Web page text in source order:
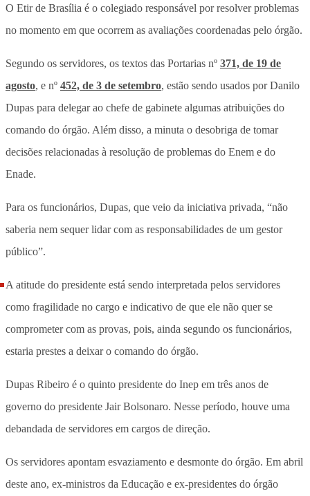
O Etir de Brasília é o colegiado responsável por resolver problemas
no momento em que ocorrem as avaliações coordenadas pelo órgão.
Segundo os servidores, os textos das Portarias nº 371, de 19 de
agosto, e nº 452, de 3 de setembro, estão sendo usados por Danilo
Dupas para delegar ao chefe de gabinete algumas atribuições do
comando do órgão. Além disso, a minuta o desobriga de tomar
decisões relacionadas à resolução de problemas do Enem e do
Enade.
Para os funcionários, Dupas, que veio da iniciativa privada, “não
saberia nem sequer lidar com as responsabilidades de um gestor
público”.
A atitude do presidente está sendo interpretada pelos servidores
como fragilidade no cargo e indicativo de que ele não quer se
comprometer com as provas, pois, ainda segundo os funcionários,
estaria prestes a deixar o comando do órgão.
Dupas Ribeiro é o quinto presidente do Inep em três anos de
governo do presidente Jair Bolsonaro. Nesse período, houve uma
debandada de servidores em cargos de direção.
Os servidores apontam esvaziamento e desmonte do órgão. Em abril
deste ano, ex-ministros da Educação e ex-presidentes do órgão